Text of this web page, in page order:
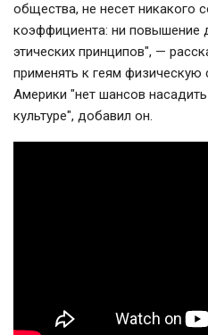
общества, не несет никакого
коэффициента: ни повышение
этических принципов", —
применять к геям физическую
Америки "нет шансов
культуре", добавил он.